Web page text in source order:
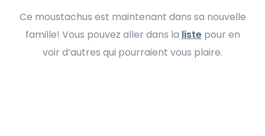
Ce moustachus est maintenant dans sa nouvelle
famille! Vous pouvez aller dans la listepour en
voir d’autres qui pourraient vous plaire.